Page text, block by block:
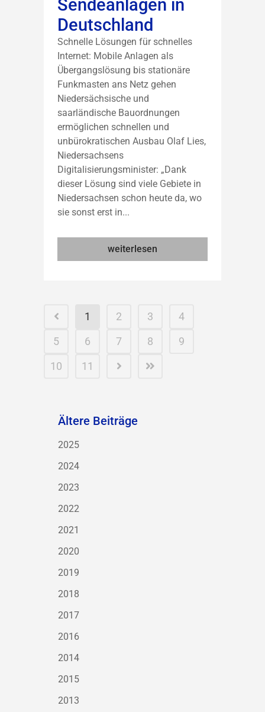
Sendeanlagen in
Deutschland
Schnelle Lösungen für schnelles
Internet: Mobile Anlagen als
Übergangslösung bis stationäre
Funkmasten ans Netz gehen
Niedersächsische und
saarländische Bauordnungen
ermöglichen schnellen und
unbürokratischen Ausbau Olaf Lies,
Niedersachsens
Digitalisierungsminister: „Dank
dieser Lösung sind viele Gebiete in
Niedersachsen schon heute da, wo
sie sonst erst in...
weiterlesen
1 2 3
4
5
6 7 8
9
10
11
Ältere Beiträge
2025
2024
2023
2022
2021
2020
2019
2018
2017
2016
2014
2015
2013